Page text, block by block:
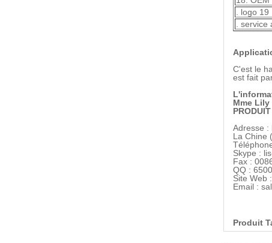
. logo 19
.
C'est le
est fait
Mme Lily
Adresse :
La Chine
Skype :
Fax :
QQ :
Site Web
Email :
Produit